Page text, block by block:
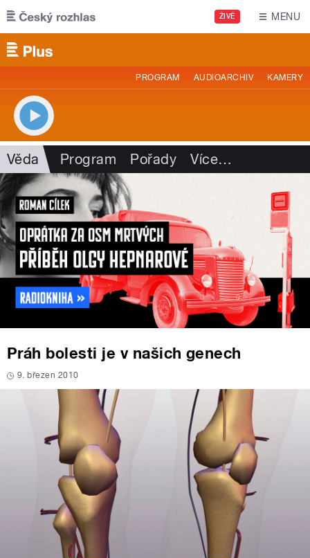
Přejít k hlavnímu obsahu
ŽIVĚ MENU
PROGRAM AUDIOARCHIV KAMERY
Věda Program Pořady Více…
Práh bolesti je v našich genech
9. březen 2010